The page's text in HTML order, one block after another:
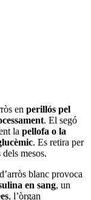
en perillós pel
. El segó
la pellofa o la
. Es retira per
mesos.
blanc provoca
en sang, un
, l’òrgan